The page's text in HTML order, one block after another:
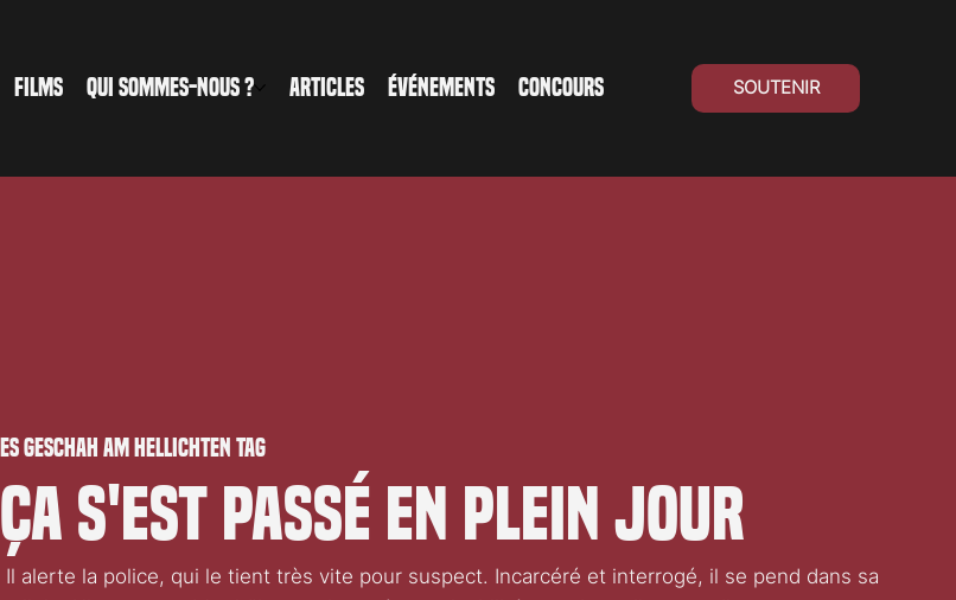
FILMS QUI SOMMES-NOUS ? ARTICLES ÉVÉNEMENTS CONCOURS SOUTENIR
Es geschah am hellichten Tag
Ça s'est passé en plein jour
Il alerte la police, qui le tient très vite pour suspect. Incarcéré et interrogé, il se pend dans sa